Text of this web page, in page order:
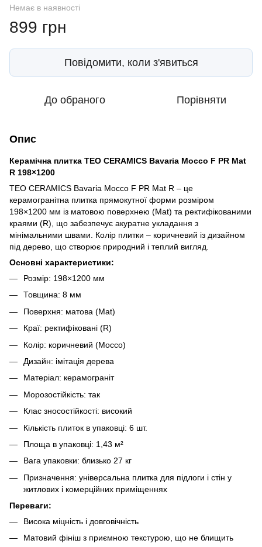
Немає в наявності
899 грн
Повідомити, коли з'явиться
До обраного Порівняти
Опис
Керамічна плитка TEO CERAMICS Bavaria Mocco F PR Mat
R 198×1200
TEO CERAMICS Bavaria Mocco F PR Mat R – це
керамогранітна плитка прямокутної форми розміром
198×1200 мм із матовою поверхнею (Mat) та ректифікованими
краями (R), що забезпечує акуратне укладання з
мінімальними швами. Колір плитки – коричневий із дизайном
під дерево, що створює природний і теплий вигляд.
Основні характеристики:
Розмір: 198×1200 мм
Товщина: 8 мм
Поверхня: матова (Mat)
Краї: ректифіковані (R)
Колір: коричневий (Mocco)
Дизайн: імітація дерева
Матеріал: керамограніт
Морозостійкість: так
Клас зносостійкості: високий
Кількість плиток в упаковці: 6 шт.
Площа в упаковці: 1,43 м²
Вага упаковки: близько 27 кг
Призначення: універсальна плитка для підлоги і стін у
житлових і комерційних приміщеннях
Переваги:
Висока міцність і довговічність
Матовий фініш з приємною текстурою, що не блищить